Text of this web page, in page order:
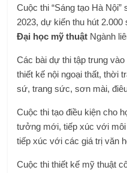
Cuộc thi “Sáng tạo Hà
2023, dự kiến ​​thu hút
Đại học mỹ thuật Ngành
Các bài dự thi tập trung
thiết kế nội ngoại thất, thời
sứ, trang sức, sơn mài,
Cuộc thi tạo điều kiện cho
tưởng mới, tiếp xúc với
tiếp xúc với các giá trị văn
Cuộc thi thiết kế mỹ thuật